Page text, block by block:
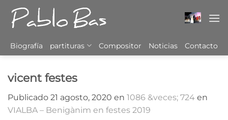
Saltar
contenido
Biografía partituras Compositor Noticias Contacto
vicent festes
Publicado 21 agosto, 2020 en 1086 &veces; 724 en
VIALBA – Benigànim en festes 2019